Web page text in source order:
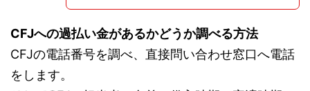
CFJへの過払い金があるかどうか調べる方法
CFJの電話番号を調べ、直接問い合わせ窓口へ電話
をします。